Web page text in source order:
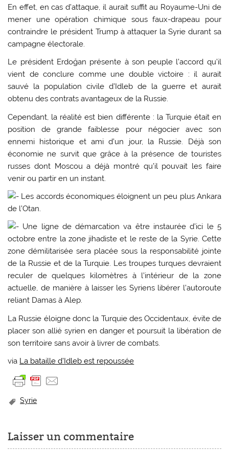
En effet, en cas d’attaque, il aurait suffit au Royaume-Uni de
mener une opération chimique sous faux-drapeau pour
contraindre le président Trump à attaquer la Syrie durant sa
campagne électorale.
Le président Erdoğan présente à son peuple l’accord qu’il
vient de conclure comme une double victoire : il aurait
sauvé la population civile d’Idleb de la guerre et aurait
obtenu des contrats avantageux de la Russie.
Cependant, la réalité est bien différente : la Turquie était en
position de grande faiblesse pour négocier avec son
ennemi historique et ami d’un jour, la Russie. Déjà son
économie ne survit que grâce à la présence de touristes
russes dont Moscou a déjà montré qu’il pouvait les faire
venir ou partir en un instant.
Les accords économiques éloignent un peu plus Ankara
de l’Otan.
Une ligne de démarcation va être instaurée d’ici le 5
octobre entre la zone jihadiste et le reste de la Syrie. Cette
zone démilitarisée sera placée sous la responsabilité jointe
de la Russie et de la Turquie. Les troupes turques devraient
reculer de quelques kilomètres à l’intérieur de la zone
actuelle, de manière à laisser les Syriens libérer l’autoroute
reliant Damas à Alep.
La Russie éloigne donc la Turquie des Occidentaux, évite de
placer son allié syrien en danger et poursuit la libération de
son territoire sans avoir à livrer de combats.
via La bataille d’Idleb est repoussée
Syrie
Laisser un commentaire